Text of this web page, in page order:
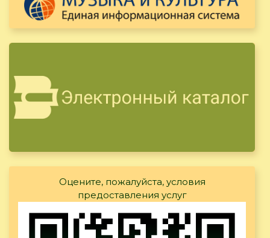
Оцените, пожалуйста, условия
предоставления услуг